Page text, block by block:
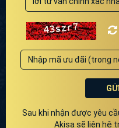
Sau khi nhận được yêu
Akisa sẽ liên hệ